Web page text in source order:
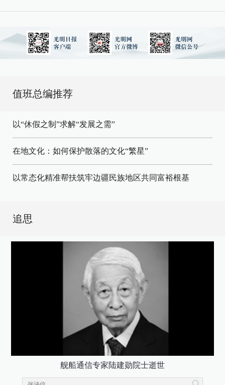
值班总编推荐
以“休假之制”求解“发展之需”
在地文化：如何保护散落的文化“繁星”
以常态化精准帮扶筑牢边疆民族地区共同富裕根基
追思
舰船通信专家陆建勋院士逝世